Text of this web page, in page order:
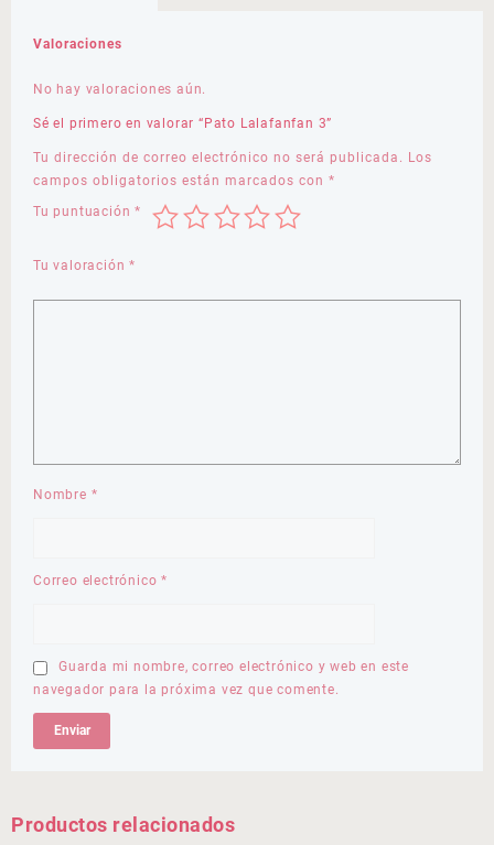
Valoraciones
No hay valoraciones aún.
Sé el primero en valorar “Pato Lalafanfan 3”
Tu dirección de correo electrónico no será publicada. Los
campos obligatorios están marcados con *
Tu puntuación*
Tu valoración*
Nombre *
Correo electrónico*
Guarda mi nombre, correo electrónico y web en este
navegador para la próxima vez que comente.
Productos relacionados